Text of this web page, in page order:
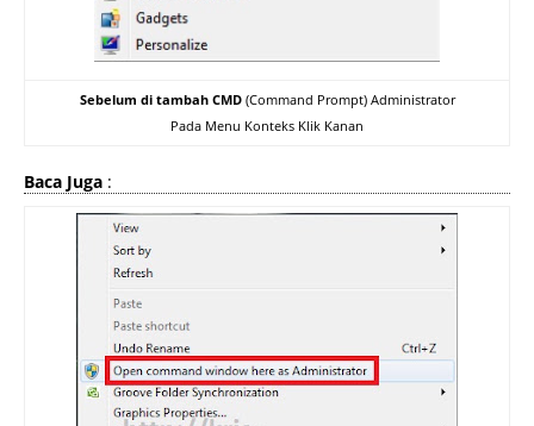
Sebelum di tambah CMD(Command Prompt) Administrator
Pada Menu Konteks Klik Kanan
Baca Juga :